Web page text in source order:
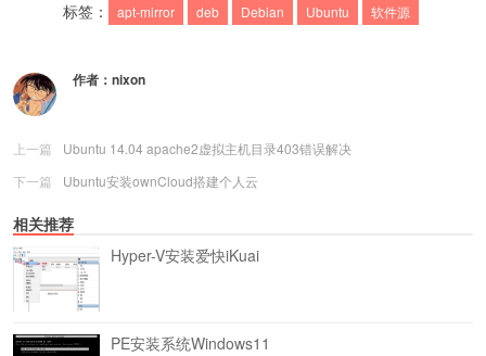
标签： apt-mirror deb Debian Ubuntu 软件源
作者： nixon
上一篇
Ubuntu 14.04 apache2虚拟主机目录403错误解决
下一篇
Ubuntu安装ownCloud搭建个人云
相关推荐
Hyper-V安装爱快iKuai
PE安装系统Windows11